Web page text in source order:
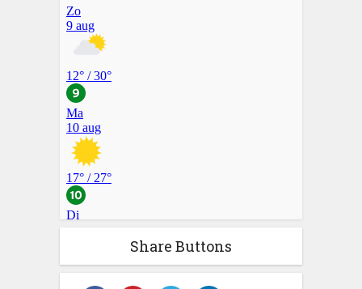
Share Buttons